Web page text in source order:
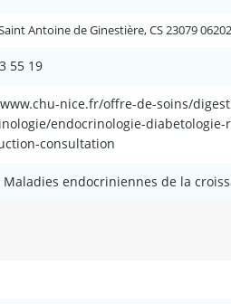
Antoine de Ginestière, CS 23079
55 19
nice.fr/offre-de-soins/
endocrinologie-
consultation
Maladies endocriniennes de la